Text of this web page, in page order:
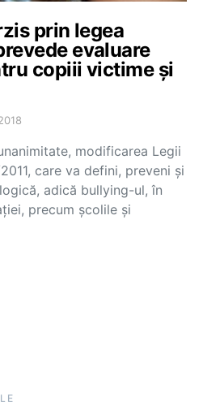
prin legea
evaluare
copiii victime și
modificarea Legii
care va defini, preveni şi
adică bullying-ul, în
precum şcolile şi